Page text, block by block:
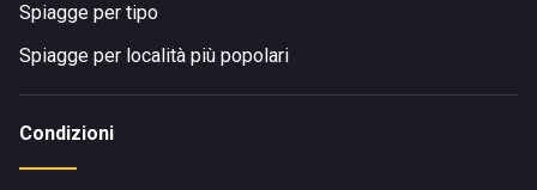
Spiagge per tipo
Spiagge per località più popolari
Condizioni